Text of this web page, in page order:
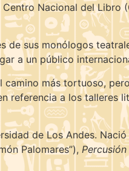
Nacional del Libro
sus monólogos
a un público
más tortuoso,
referencia a los talleres
de Los Andes.
Palomares”),